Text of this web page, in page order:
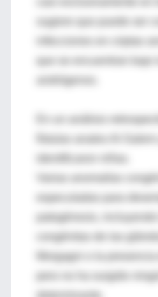
sugiere que puede ser
andrógenos.
Varias anomalías
patogénesis,
congénitas de las
Morgagni o la
pero no ha surgido